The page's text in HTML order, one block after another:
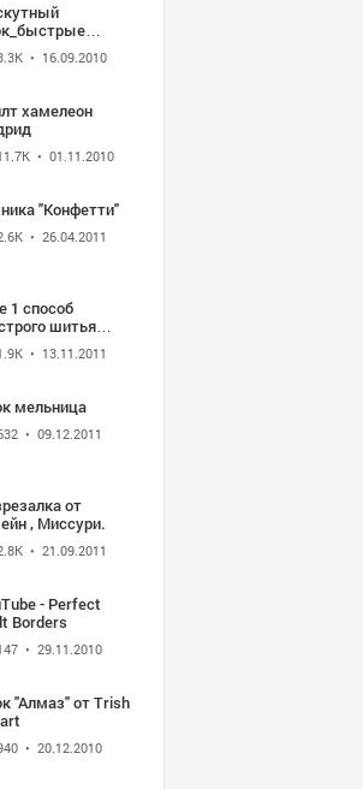
сборки
• 16.09.2010
хамелеон
• 01.11.2010
"Конфетти"
• 26.04.2011
1 способ
шитья
из полос
• 13.11.2011
мельница
• 09.12.2011
от
, Миссури.
• 21.09.2011
- Perfect
Borders
• 29.11.2010
"Алмаз" от Trish
• 20.12.2010